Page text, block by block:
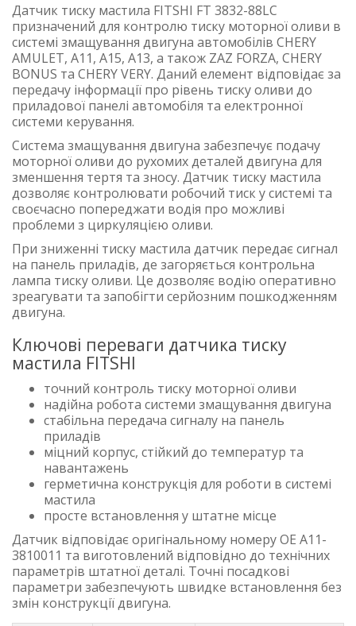
Датчик тиску мастила FITSHI FT 3832-88LC
призначений для контролю тиску моторної оливи в
системі змащування двигуна автомобілів CHERY
AMULET, A11, A15, A13, а також ZAZ FORZA, CHERY
BONUS та CHERY VERY. Даний елемент відповідає за
передачу інформації про рівень тиску оливи до
приладової панелі автомобіля та електронної
системи керування.
Система змащування двигуна забезпечує подачу
моторної оливи до рухомих деталей двигуна для
зменшення тертя та зносу. Датчик тиску мастила
дозволяє контролювати робочий тиск у системі та
своєчасно попереджати водія про можливі
проблеми з циркуляцією оливи.
При зниженні тиску мастила датчик передає сигнал
на панель приладів, де загоряється контрольна
лампа тиску оливи. Це дозволяє водію оперативно
зреагувати та запобігти серйозним пошкодженням
двигуна.
Ключові переваги датчика тиску
мастила FITSHI
точний контроль тиску моторної оливи
надійна робота системи змащування двигуна
стабільна передача сигналу на панель
приладів
міцний корпус, стійкий до температур та
навантажень
герметична конструкція для роботи в системі
мастила
просте встановлення у штатне місце
Датчик відповідає оригінальному номеру OE A11-
3810011 та виготовлений відповідно до технічних
параметрів штатної деталі. Точні посадкові
параметри забезпечують швидке встановлення без
змін конструкції двигуна.